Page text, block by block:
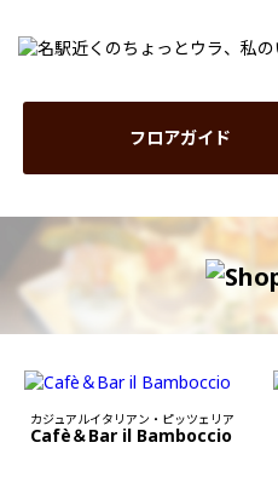
フロアガイド
カジュアルイタリアン・ピッツェリア
Cafè＆Bar il Bamboccio